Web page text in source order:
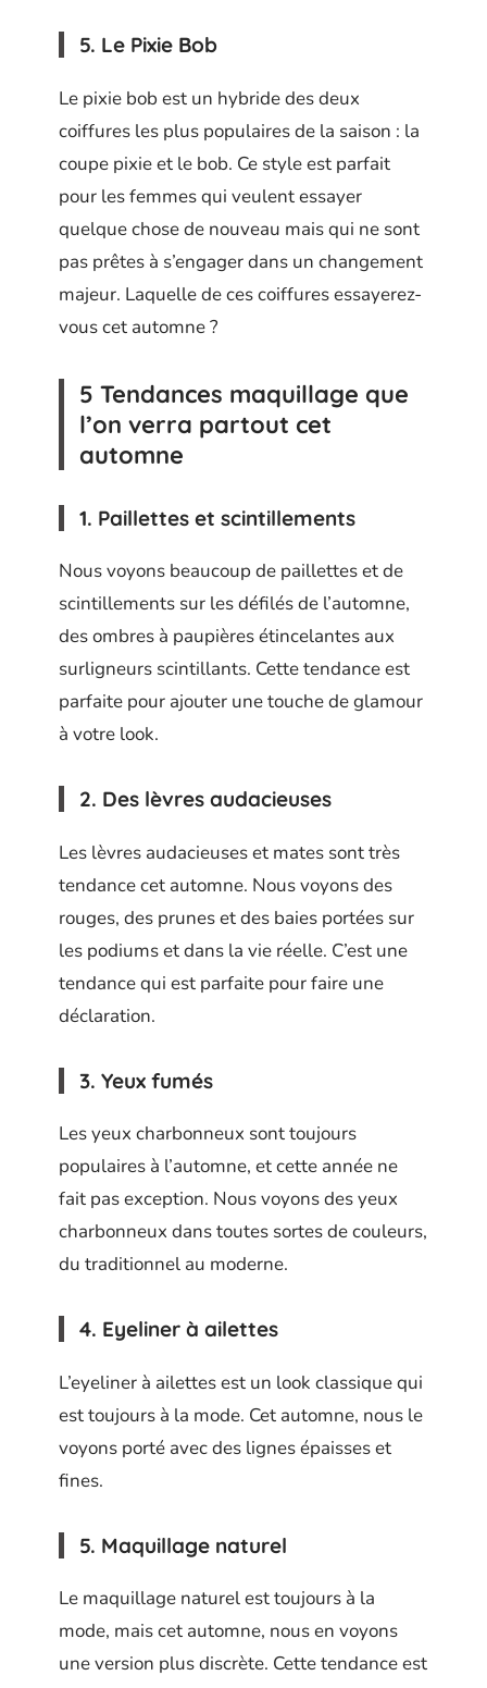
5. Le Pixie Bob
Le pixie bob est un hybride des deux
coiffures les plus populaires de la saison : la
coupe pixie et le bob. Ce style est parfait
pour les femmes qui veulent essayer
quelque chose de nouveau mais qui ne sont
pas prêtes à s’engager dans un changement
majeur. Laquelle de ces coiffures essayerez-
vous cet automne ?
5 Tendances maquillage que
l’on verra partout cet
automne
1. Paillettes et scintillements
Nous voyons beaucoup de paillettes et de
scintillements sur les défilés de l’automne,
des ombres à paupières étincelantes aux
surligneurs scintillants. Cette tendance est
parfaite pour ajouter une touche de glamour
à votre look.
2. Des lèvres audacieuses
Les lèvres audacieuses et mates sont très
tendance cet automne. Nous voyons des
rouges, des prunes et des baies portées sur
les podiums et dans la vie réelle. C’est une
tendance qui est parfaite pour faire une
déclaration.
3. Yeux fumés
Les yeux charbonneux sont toujours
populaires à l’automne, et cette année ne
fait pas exception. Nous voyons des yeux
charbonneux dans toutes sortes de couleurs,
du traditionnel au moderne.
4. Eyeliner à ailettes
L’eyeliner à ailettes est un look classique qui
est toujours à la mode. Cet automne, nous le
voyons porté avec des lignes épaisses et
fines.
5. Maquillage naturel
Le maquillage naturel est toujours à la
mode, mais cet automne, nous en voyons
une version plus discrète. Cette tendance est